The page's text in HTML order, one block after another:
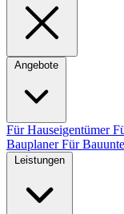
Angebote
Für Hauseigentümer
BauplanerFür
Leistungen